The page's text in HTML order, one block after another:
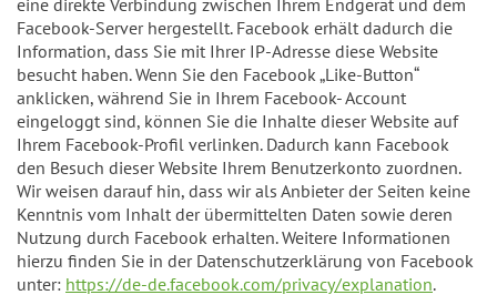
eine direkte Verbindung zwischen Ihrem Endgerät und dem
Facebook-Server hergestellt. Facebook erhält dadurch die
Information, dass Sie mit Ihrer IP-Adresse diese Website
besucht haben. Wenn Sie den Facebook „Like-Button“
anklicken, während Sie in Ihrem Facebook- Account
eingeloggt sind, können Sie die Inhalte dieser Website auf
Ihrem Facebook-Profil verlinken. Dadurch kann Facebook
den Besuch dieser Website Ihrem Benutzerkonto zuordnen.
Wir weisen darauf hin, dass wir als Anbieter der Seiten keine
Kenntnis vom Inhalt der übermittelten Daten sowie deren
Nutzung durch Facebook erhalten. Weitere Informationen
hierzu finden Sie in der Datenschutzerklärung von Facebook
unter: https://de-de.facebook.com/privacy/explanation.